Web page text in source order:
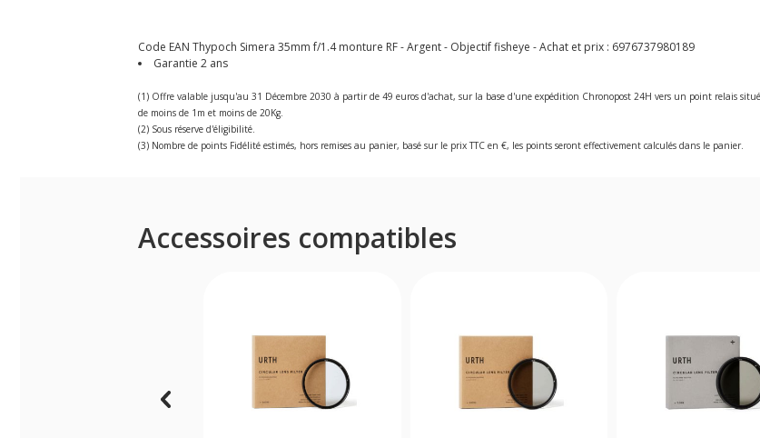
Code EAN Thypoch Simera 35mm f/1.4 monture RF - Argent - Objectif fisheye - Achat et prix : 6976737980189
Garantie 2 ans
(1) Offre valable jusqu'au 31 Décembre 2030 à partir de 49 euros d'achat, sur la base d'une expédition Chronopost 24H vers un point relais
de moins de 1m et moins de 20Kg.
(2) Sous réserve d'éligibilité.
(3) Nombre de points Fidélité estimés, hors remises au panier, basé sur le prix TTC en €, les points seront effectivement calculés dans le panier.
Accessoires compatibles